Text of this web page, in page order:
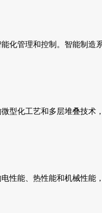
化管理和控制。智能制造
型化工艺和多层堆叠技
性能、热性能和机械性